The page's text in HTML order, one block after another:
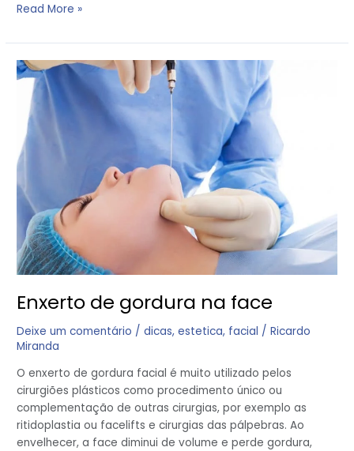
Read More »
Enxerto de gordura na face
Deixe um comentário /dicas,estetica, facial /Ricardo
Miranda
O enxerto de gordura facial é muito utilizado pelos
cirurgiões plásticos como procedimento único ou
complementação de outras cirurgias, por exemplo as
ritidoplastia ou facelifts e cirurgias das pálpebras. Ao
envelhecer, a face diminui de volume e perde gordura,
Enxerto
de
gordura
na
face